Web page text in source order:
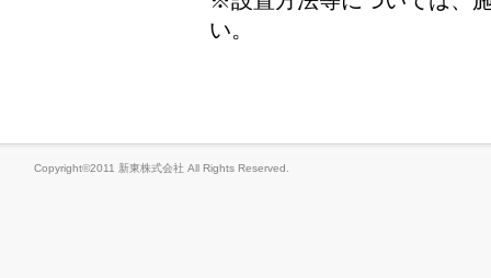
い。
Copyright©2011 新東株式会社 All Rights Reserved.